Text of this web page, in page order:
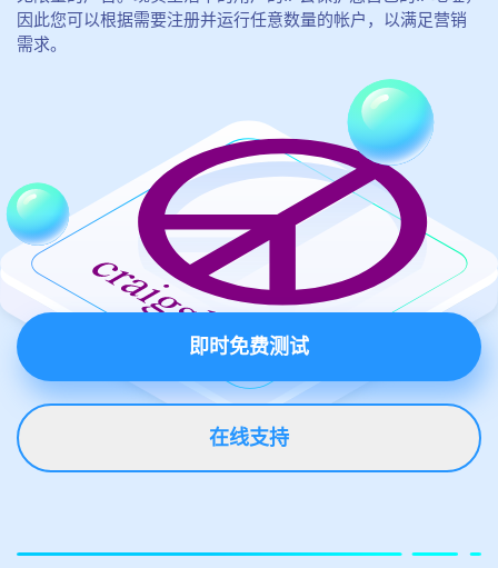
因此您可以根据需要注册并运行任意数量的帐户，以满足营销
需求。
即时免费测试
在线支持